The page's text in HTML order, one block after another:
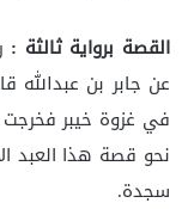
القصة برواية ثالثة :
عن جابر بن عبدالله
في غزوة خيبر فخرجت
نحو قصة هذا العبد
سجدة.